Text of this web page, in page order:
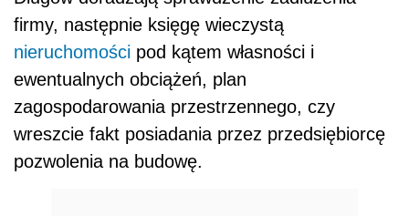
firmy, następnie księgę wieczystą
nieruchomości pod kątem własności i
ewentualnych obciążeń, plan
zagospodarowania przestrzennego, czy
wreszcie fakt posiadania przez przedsiębiorcę
pozwolenia na budowę.